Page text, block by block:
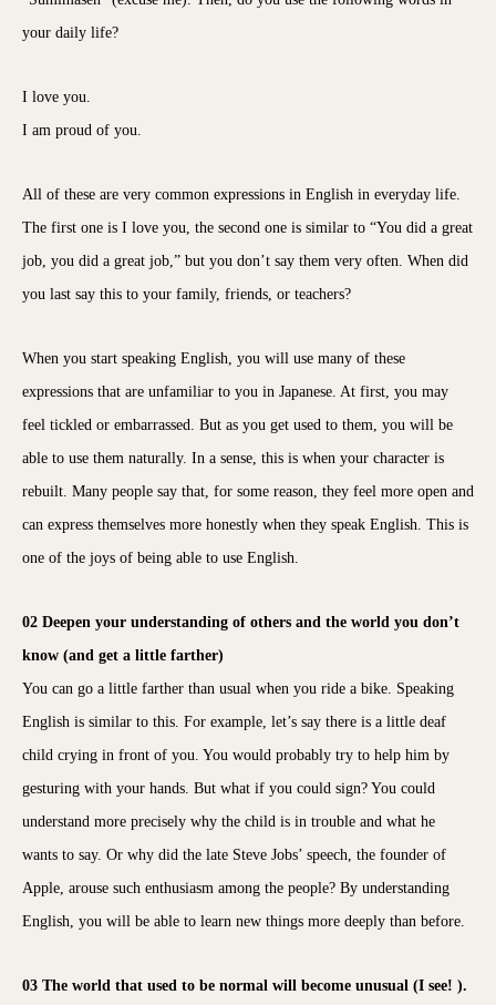
your daily life?
I love you.
I am proud of you.
All of these are very common expressions in English in everyday life.
The first one is I love you, the second one is similar to “You did a great
job, you did a great job,” but you don’t say them very often. When did
you last say this to your family, friends, or teachers?
When you start speaking English, you will use many of these
expressions that are unfamiliar to you in Japanese. At first, you may
feel tickled or embarrassed. But as you get used to them, you will be
able to use them naturally. In a sense, this is when your character is
rebuilt. Many people say that, for some reason, they feel more open and
can express themselves more honestly when they speak English. This is
one of the joys of being able to use English.
02 Deepen your understanding of others and the world you don’t
know (and get a little farther)
You can go a little farther than usual when you ride a bike. Speaking
English is similar to this. For example, let’s say there is a little deaf
child crying in front of you. You would probably try to help him by
gesturing with your hands. But what if you could sign? You could
understand more precisely why the child is in trouble and what he
wants to say. Or why did the late Steve Jobs’ speech, the founder of
Apple, arouse such enthusiasm among the people? By understanding
English, you will be able to learn new things more deeply than before.
03 The world that used to be normal will become unusual (I see! ).